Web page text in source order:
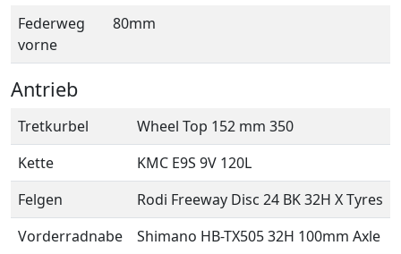
Federweg
vorne
80mm
Antrieb
Tretkurbel
Wheel Top 152 mm 350
Kette
KMC E9S 9V 120L
Felgen
Rodi Freeway Disc 24 BK 32H X Tyres
Vorderradnabe
Shimano HB-TX505 32H 100mm Axle